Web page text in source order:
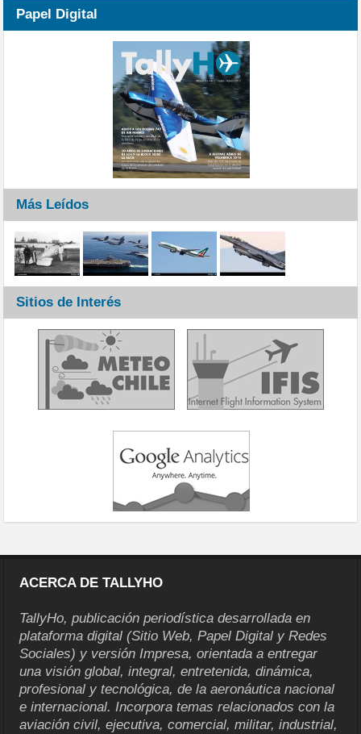
Papel Digital
Más Leídos
Sitios de Interés
ACERCA DE TALLYHO
TallyHo, publicación periodística desarrollada en
plataforma digital (Sitio Web, Papel Digital y Redes
Sociales) y versión Impresa, orientada a entregar
una visión global, integral, entretenida, dinámica,
profesional y tecnológica, de la aeronáutica nacional
e internacional. Incorpora temas relacionados con la
aviación civil, ejecutiva, comercial, militar, industrial,